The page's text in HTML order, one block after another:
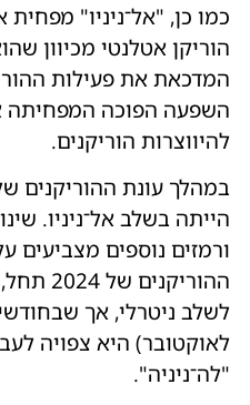
כמו כן, "אל־ניניו"
הוריקן אטלנטי מכיוון
המדכאת את פעילות
השפעה הפוכה המפחיתה
להיווצרות הוריקנים.
הייתה בשלב אל־ניניו.
ורמזים נוספים מצביעים
לשלב ניטרלי, אך
לאוקטובר) היא צפויה
"לה־ניניה".